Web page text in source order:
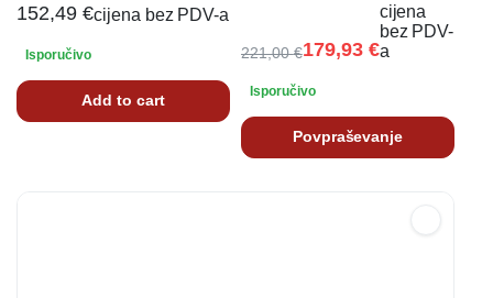
152,49 €cijena bez PDV-a
Isporučivo
Add to cart
221,00€179,93 €
cijena
bez PDV-
a
Isporučivo
Povpraševanje